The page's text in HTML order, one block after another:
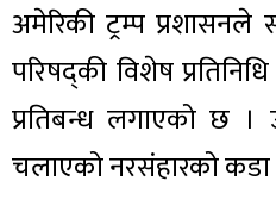
अमेरिकी ट्रम्प प्रशासनले
परिषद्की विशेष
प्रतिबन्ध लगाएको छ ।
चलाएको नरसंहारको